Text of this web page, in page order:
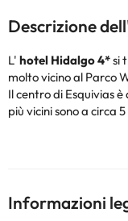
Descrizione
L' hotel Hidalgo 4*si
molto vicino al Parco
Il centro di Esquivias
più vicini sono a circa
soli 500 m dall'hotel.
Aranjuez con le sue
stazione sciistica di
L'aeroporto
Informazioni